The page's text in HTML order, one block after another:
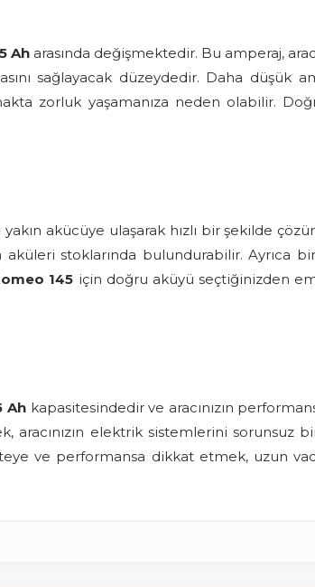
Ah arasında değişmektedir. Bu amperaj,
sağlayacak düzeydedir. Daha düşük
zorluk yaşamanıza neden olabilir.
yakın akücüye ulaşarak hızlı bir şekilde
stoklarında bulundurabilir. Ayrıca
145 için doğru aküyü seçtiğinizden
Ahkapasitesindedir ve aracınızın
elektrik sistemlerini sorunsuz
ve performansa dikkat etmek, uzun